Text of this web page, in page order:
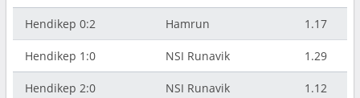
Hendikep 0:2 Hamrun 1.17
Hendikep 1:0 NSI Runavik 1.29
Hendikep 2:0 NSI Runavik 1.12